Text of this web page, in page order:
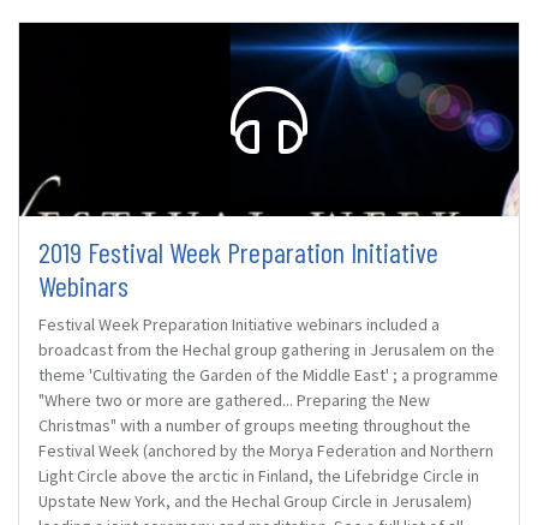
2019 Festival Week Preparation Initiative
Webinars
Festival Week Preparation Initiative webinars included a
broadcast from the Hechal group gathering in Jerusalem on the
theme 'Cultivating the Garden of the Middle East' ; a programme
"Where two or more are gathered... Preparing the New
Christmas" with a number of groups meeting throughout the
Festival Week (anchored by the Morya Federation and Northern
Light Circle above the arctic in Finland, the Lifebridge Circle in
Upstate New York, and the Hechal Group Circle in Jerusalem)